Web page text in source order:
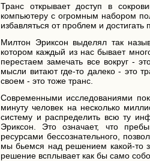
Транс открывает доступ в
компьютеру с огромным набором
избавляться от проблем и достигать
Милтон Эриксон выделял так
котором каждый из нас бывает
перестаем замечать все вокруг -
мысли витают где-то далеко - это
своем - это тоже транс.
Современными исследованиями
минуту человек на несколько
систему и распределить всю ту
Эриксон. Это означает, что
ресурсами бессознательного,
мы бьемся над решением какой-то
решение всплывает как бы само